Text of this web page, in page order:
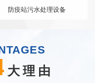
防疫站污水处理设备
大理由